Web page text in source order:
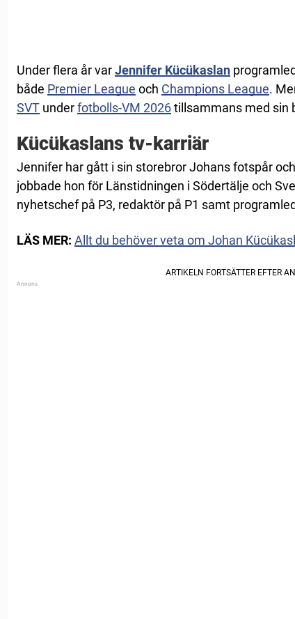
Under flera år varJennifer Kücükaslan
både Premier League och Champions League.
SVT underfotbolls-VM 2026tillsammans med sin
Kücükaslans tv-karriär
Jennifer har gått i sin storebror Johans fotspår
jobbade hon för Länstidningen i Södertälje och
nyhetschef på P3, redaktör på P1 samt
LÄS MER: Allt du behöver veta om Johan